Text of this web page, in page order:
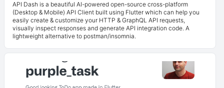
API Dash is a beautiful AI-powered open-source cross-platform
(Desktop & Mobile) API Client built using Flutter which can help you
easily create & customize your HTTP & GraphQL API requests,
visually inspect responses and generate API integration code. A
lightweight alternative to postman/insomnia.